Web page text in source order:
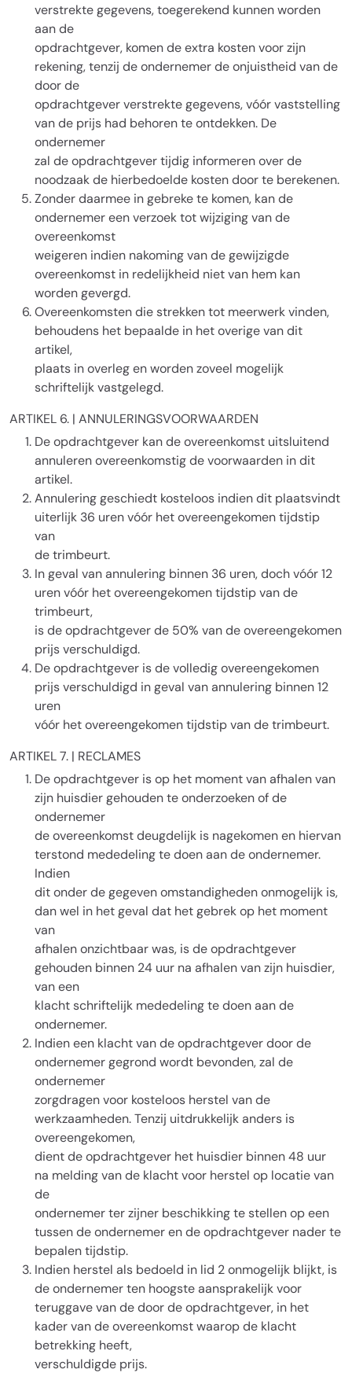
verstrekte gegevens, toegerekend kunnen worden
aan de
opdrachtgever, komen de extra kosten voor zijn
rekening, tenzij de ondernemer de onjuistheid van de
door de
opdrachtgever verstrekte gegevens, vóór vaststelling
van de prijs had behoren te ontdekken. De
ondernemer
zal de opdrachtgever tijdig informeren over de
noodzaak de hierbedoelde kosten door te berekenen.
Zonder daarmee in gebreke te komen, kan de
ondernemer een verzoek tot wijziging van de
overeenkomst
weigeren indien nakoming van de gewijzigde
overeenkomst in redelijkheid niet van hem kan
worden gevergd.
Overeenkomsten die strekken tot meerwerk vinden,
behoudens het bepaalde in het overige van dit
artikel,
plaats in overleg en worden zoveel mogelijk
schriftelijk vastgelegd.
ARTIKEL 6. | ANNULERINGSVOORWAARDEN
De opdrachtgever kan de overeenkomst uitsluitend
annuleren overeenkomstig de voorwaarden in dit
artikel.
Annulering geschiedt kosteloos indien dit plaatsvindt
uiterlijk 36 uren vóór het overeengekomen tijdstip
van
de trimbeurt.
In geval van annulering binnen 36 uren, doch vóór 12
uren vóór het overeengekomen tijdstip van de
trimbeurt,
is de opdrachtgever de 50% van de overeengekomen
prijs verschuldigd.
De opdrachtgever is de volledig overeengekomen
prijs verschuldigd in geval van annulering binnen 12
uren
vóór het overeengekomen tijdstip van de trimbeurt.
ARTIKEL 7. | RECLAMES
De opdrachtgever is op het moment van afhalen van
zijn huisdier gehouden te onderzoeken of de
ondernemer
de overeenkomst deugdelijk is nagekomen en hiervan
terstond mededeling te doen aan de ondernemer.
Indien
dit onder de gegeven omstandigheden onmogelijk is,
dan wel in het geval dat het gebrek op het moment
van
afhalen onzichtbaar was, is de opdrachtgever
gehouden binnen 24 uur na afhalen van zijn huisdier,
van een
klacht schriftelijk mededeling te doen aan de
ondernemer.
Indien een klacht van de opdrachtgever door de
ondernemer gegrond wordt bevonden, zal de
ondernemer
zorgdragen voor kosteloos herstel van de
werkzaamheden. Tenzij uitdrukkelijk anders is
overeengekomen,
dient de opdrachtgever het huisdier binnen 48 uur
na melding van de klacht voor herstel op locatie van
de
ondernemer ter zijner beschikking te stellen op een
tussen de ondernemer en de opdrachtgever nader te
bepalen tijdstip.
Indien herstel als bedoeld in lid 2 onmogelijk blijkt, is
de ondernemer ten hoogste aansprakelijk voor
teruggave van de door de opdrachtgever, in het
kader van de overeenkomst waarop de klacht
betrekking heeft,
verschuldigde prijs.